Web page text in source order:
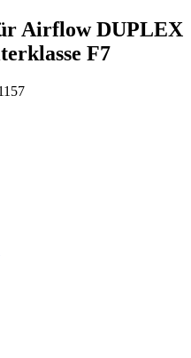
Airflow DUPLEX
F7